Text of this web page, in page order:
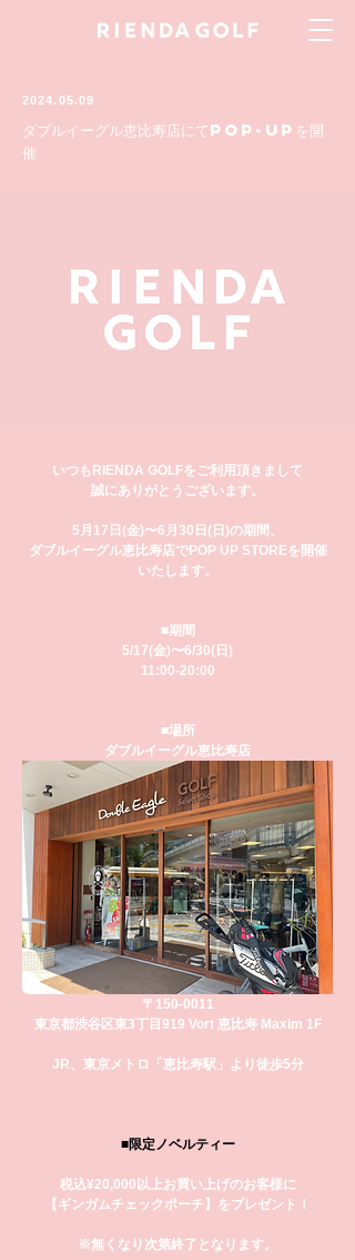
2024.05.09
ダブルイーグル恵比寿店にてPOP-UPを開
催
いつもRIENDA GOLFをご利用頂きまして
誠にありがとうございます。
5月17日(金)〜6月30日(日)の期間、
ダブルイーグル恵比寿店でPOP UP STOREを開催
いたします。
■期間
5/17(金)〜6/30(日)
11:00-20:00
■場所
ダブルイーグル恵比寿店
〒150-0011
東京都渋谷区東3丁目9­19 Vort 恵比寿 Maxim 1F
JR、東京メトロ「恵比寿駅」より徒歩5分
■限定ノベルティー
税込¥20,000以上お買い上げのお客様に
【ギンガムチェックポーチ】をプレゼント！
※無くなり次第終了となります。